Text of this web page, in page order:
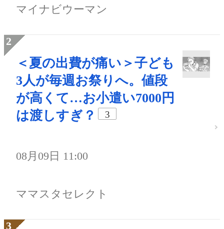
マイナビウーマン
＜夏の出費が痛い＞子ども
3人が毎週お祭りへ。値段
が高くて…お小遣い7000円
は渡しすぎ？
3
08月09日 11:00
ママスタセレクト